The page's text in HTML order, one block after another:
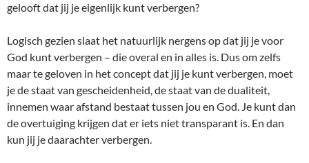
gelooft dat jij je eigenlijk kunt verbergen?
Logisch gezien slaat het natuurlijk nergens op dat jij je voor
God kunt verbergen – die overal en in alles is. Dus om zelfs
maar te geloven in het concept dat jij je kunt verbergen, moet
je de staat van gescheidenheid, de staat van de dualiteit,
innemen waar afstand bestaat tussen jou en God. Je kunt dan
de overtuiging krijgen dat er iets niet transparant is. En dan
kun jij je daarachter verbergen.